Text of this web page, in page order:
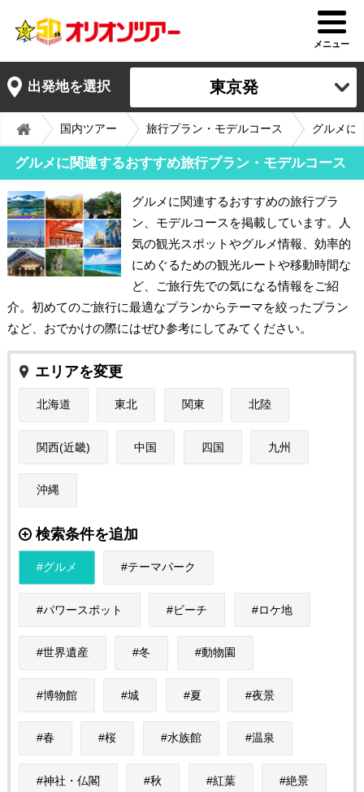
メニュー
出発地を選択 東京発
国内ツアー 旅行プラン・モデルコース グルメに
グルメに関連するおすすめ旅行プラン・モデルコース
グルメに関連するおすすめの旅行プラ
ン、モデルコースを掲載しています。人
気の観光スポットやグルメ情報、効率的
にめぐるための観光ルートや移動時間な
ど、ご旅行先での気になる情報をご紹
介。初めてのご旅行に最適なプランからテーマを絞ったプラン
など、おでかけの際にはぜひ参考にしてみてください。
エリアを変更
北海道 東北 関東 北陸
関西(近畿) 中国 四国 九州
沖縄
検索条件を追加
グルメ テーマパーク
パワースポット ビーチ ロケ地
世界遺産 冬 動物園
博物館 城 夏 夜景
春 桜 水族館 温泉
神社・仏閣 秋 紅葉 絶景